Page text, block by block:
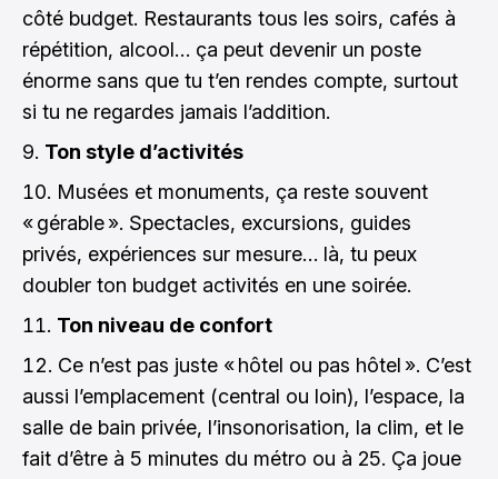
côté budget. Restaurants tous les soirs, cafés à
répétition, alcool… ça peut devenir un poste
énorme sans que tu t’en rendes compte, surtout
si tu ne regardes jamais l’addition.
Ton style d’activités
Musées et monuments, ça reste souvent
« gérable ». Spectacles, excursions, guides
privés, expériences sur mesure… là, tu peux
doubler ton budget activités en une soirée.
Ton niveau de confort
Ce n’est pas juste « hôtel ou pas hôtel ». C’est
aussi l’emplacement (central ou loin), l’espace, la
salle de bain privée, l’insonorisation, la clim, et le
fait d’être à 5 minutes du métro ou à 25. Ça joue